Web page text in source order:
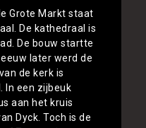
Grote Markt staat
De kathedraal is
De bouw startte
later werd de
de kerk is
In een zijbeuk
aan het kruis
Dyck. Toch is de